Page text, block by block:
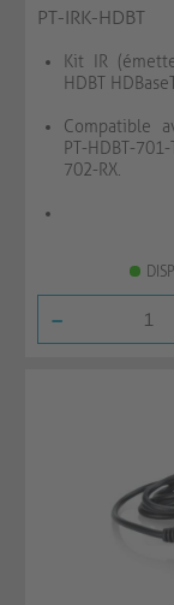
PT-IRK-HDBT
Kit IR
HDBT
Compatible
PT-HDBT-
702-RX.
-